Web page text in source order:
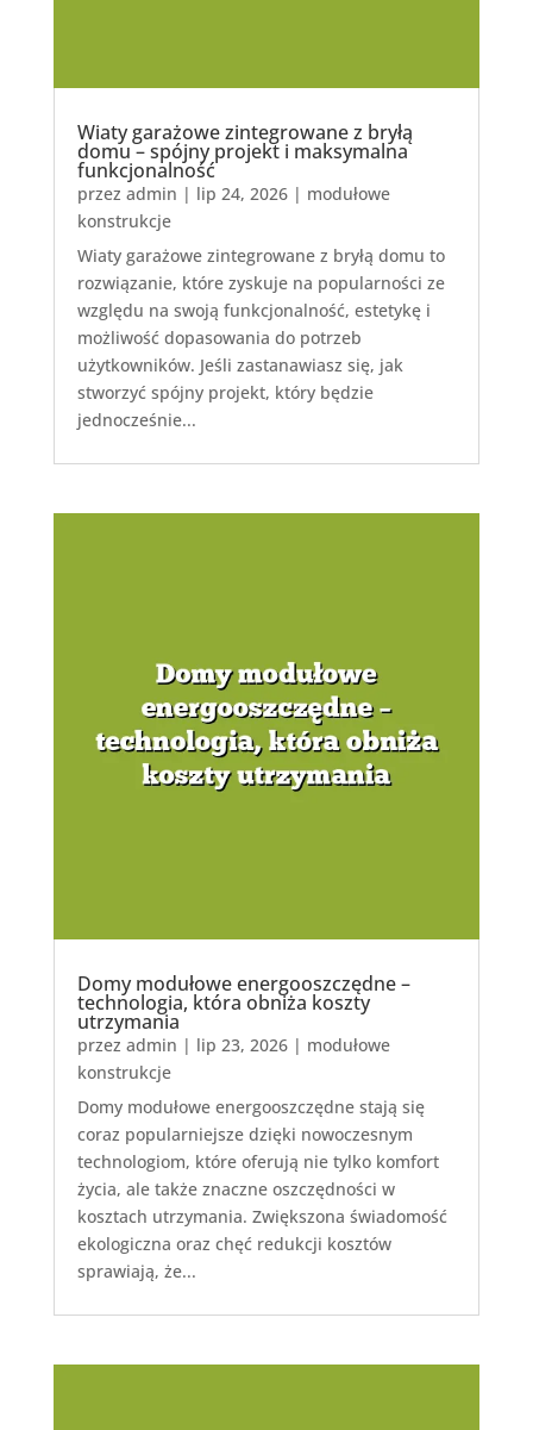
Wiaty garażowe zintegrowane z bryłą
domu – spójny projekt i maksymalna
funkcjonalność
przez admin | lip 24, 2026| modułowe
konstrukcje
Wiaty garażowe zintegrowane z bryłą domu to
rozwiązanie, które zyskuje na popularności ze
względu na swoją funkcjonalność, estetykę i
możliwość dopasowania do potrzeb
użytkowników. Jeśli zastanawiasz się, jak
stworzyć spójny projekt, który będzie
jednocześnie...
Domy modułowe energooszczędne –
technologia, która obniża koszty
utrzymania
przez admin | lip 23, 2026| modułowe
konstrukcje
Domy modułowe energooszczędne stają się
coraz popularniejsze dzięki nowoczesnym
technologiom, które oferują nie tylko komfort
życia, ale także znaczne oszczędności w
kosztach utrzymania. Zwiększona świadomość
ekologiczna oraz chęć redukcji kosztów
sprawiają, że...